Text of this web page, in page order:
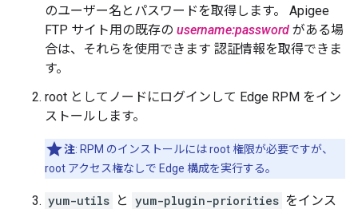
のユーザー名とパスワードを取得します。 Apigee
FTP サイト用の既存の username:password がある場
合は、それらを使用できます 認証情報を取得できま
す。
root としてノードにログインして Edge RPM をイン
ストールします。
注: RPM のインストールには root 権限が必要ですが、
root アクセス権なしで Edge 構成を実行する。
yum-utils と yum-plugin-priorities をインス